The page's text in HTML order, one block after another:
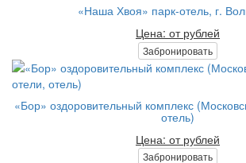
«Наша Хвоя» парк-отель, г.
Цена: от рублей
Забронировать
«Бор» оздоровительный комплекс
отель)
Цена: от рублей
Забронировать